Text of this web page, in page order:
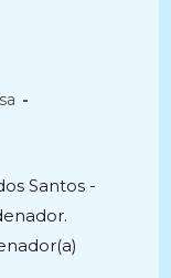
Santos -